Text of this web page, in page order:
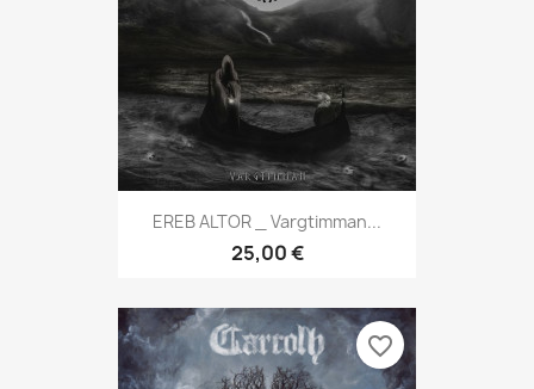
EREB ALTOR _ Vargtimman...
25,00 €
favorite_border